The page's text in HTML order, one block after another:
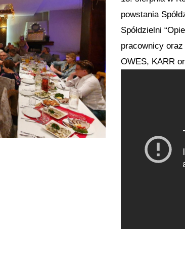
powstania
Spółdzielni
pracownicy
OWES, KARR